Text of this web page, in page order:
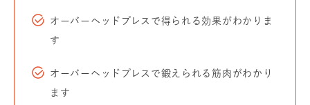
オーバーヘッドプレスで得られる効果がわかりま
す
オーバーヘッドプレスで鍛えられる筋肉がわかり
ます